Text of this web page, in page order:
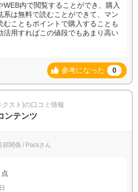
WEB内で閲覧することができ、購入
系は無料で読むことができて、マン
むこともポイントで購入することも
活用すればこの値段でもあまり高い
参考になった 0
クスト)の口コミ情報
ンテンツ
容関係 / Paraさん
点